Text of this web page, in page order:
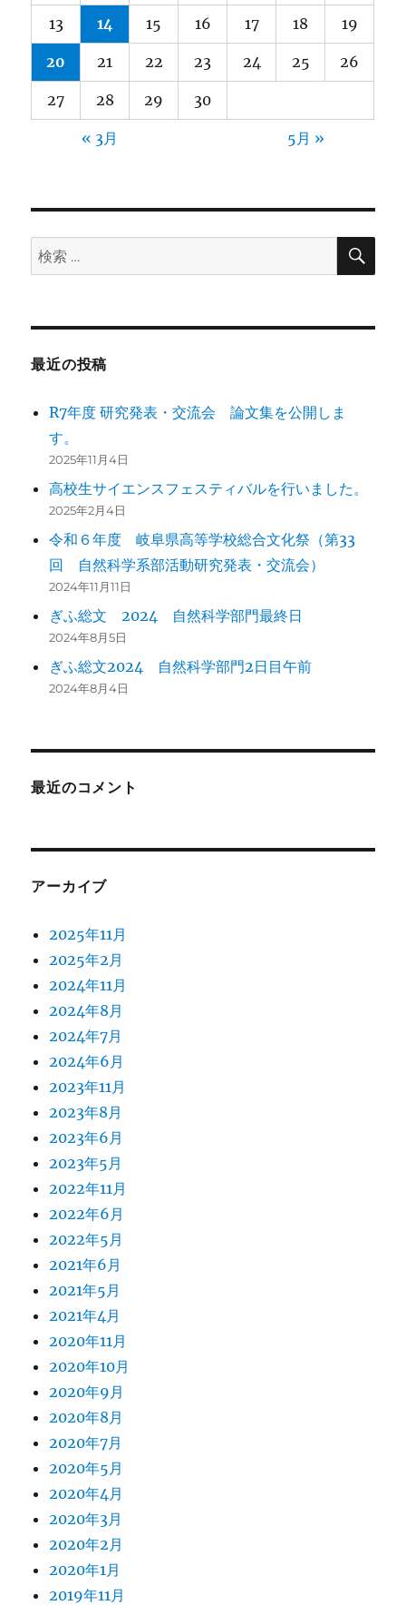
13 14 15 16 17 18 19
20 21 22 23 24 25 26
27 28 29 30
« 3月 5月 »
検
索:
検
最近の投稿
R7年度 研究発表・交流会 論文集を公開しま
す。
2025年11月4日
高校生サイエンスフェスティバルを行いました。
2025年2月4日
令和６年度 岐阜県高等学校総合文化祭（第33
回 自然科学系部活動研究発表・交流会）
2024年11月11日
ぎふ総文 2024 自然科学部門最終日
2024年8月5日
ぎふ総文2024 自然科学部門2日目午前
2024年8月4日
最近のコメント
アーカイブ
2025年11月
2025年2月
2024年11月
2024年8月
2024年7月
2024年6月
2023年11月
2023年8月
2023年6月
2023年5月
2022年11月
2022年6月
2022年5月
2021年6月
2021年5月
2021年4月
2020年11月
2020年10月
2020年9月
2020年8月
2020年7月
2020年5月
2020年4月
2020年3月
2020年2月
2020年1月
2019年11月